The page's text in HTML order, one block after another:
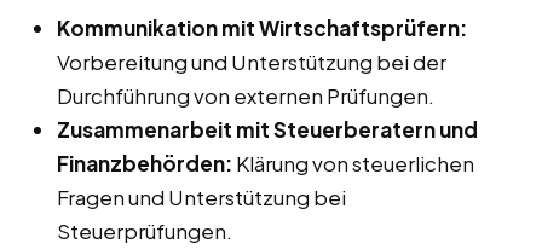
Kommunikation mit Wirtschaftsprüfern:
Vorbereitung und Unterstützung bei der
Durchführung von externen Prüfungen.
Zusammenarbeit mit Steuerberatern und
Finanzbehörden: Klärung von steuerlichen
Fragen und Unterstützung bei
Steuerprüfungen.